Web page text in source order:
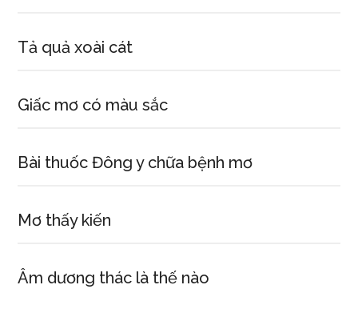
Tả quả xoài cát
Giấc mơ có màu sắc
Bài thuốc Đông y chữa bệnh mơ
Mơ thấy kiến
Âm dương thác là thế nào